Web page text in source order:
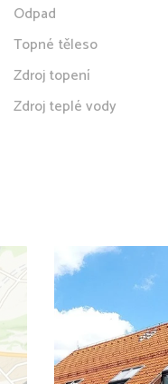
Odpad
Topné těleso
Zdroj topení
Zdroj teplé vody